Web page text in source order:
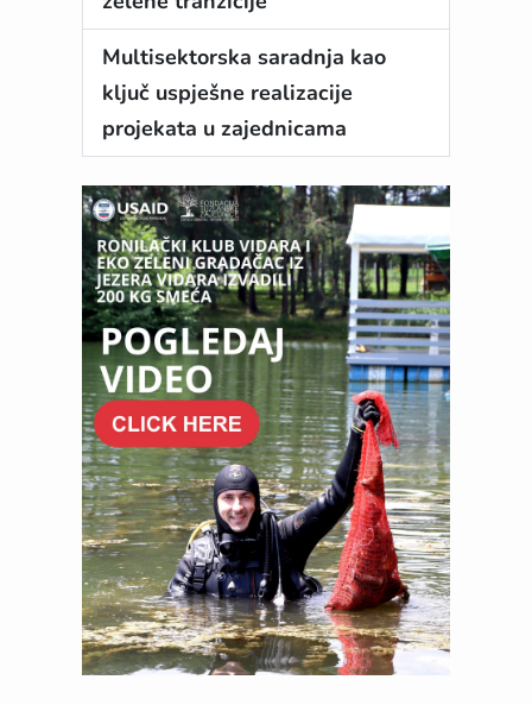
Multisektorska saradnja kao
ključ uspješne realizacije
projekata u zajednicama